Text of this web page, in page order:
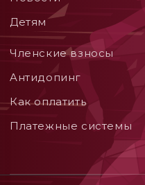
Детям
Членские взносы
Aнтидопинг
Как оплатить
Платежные системы